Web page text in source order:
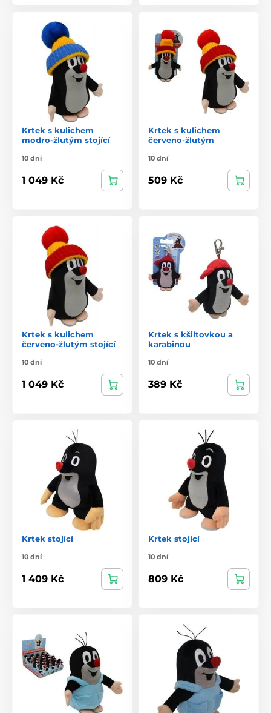
Krtek s kulichem
modro-žlutým stojící
10 dní
1 049 Kč
Krtek s kulichem
červeno-žlutým
10 dní
509 Kč
Krtek s kulichem
červeno-žlutým stojící
10 dní
1 049 Kč
Krtek s kšiltovkou a
karabinou
10 dní
389 Kč
Krtek stojící
10 dní
1 409 Kč
Krtek stojící
10 dní
809 Kč